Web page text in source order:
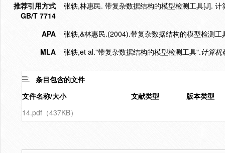
推荐引用方式
GB/T 7714
张轶,林惠民. 带复杂数据结构的模型检测工具[J].
APA
张轶,&林惠民.(2004).带复杂数据结构的模型检测工
MLA
张轶,et al."带复杂数据结构的模型检测工具".计算机
条目包含的文件
文件名称/大小
文献类型
版本类型
14.pdf（437KB）